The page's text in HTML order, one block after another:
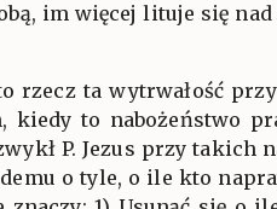
im więcej lituje się
ta wytrwałość przy
kiedy to nabożeństwo
P. Jezus przy takich
o tyle, o ile kto